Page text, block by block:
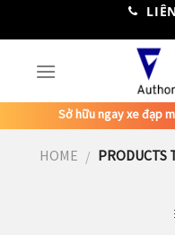
Sở hữu ngay xe đạp
HOME / PRODUCTS